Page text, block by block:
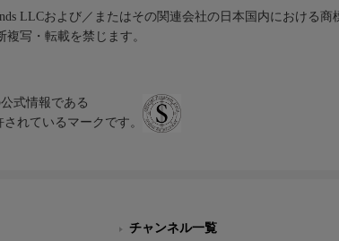
LLCおよび／またはその関連会社の日本国内における商
写・転載を禁じます。
式情報である
れているマークです。
チャンネル一覧